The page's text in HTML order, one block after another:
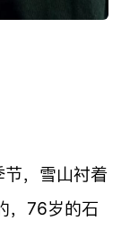
，雪山衬着
，76岁的石